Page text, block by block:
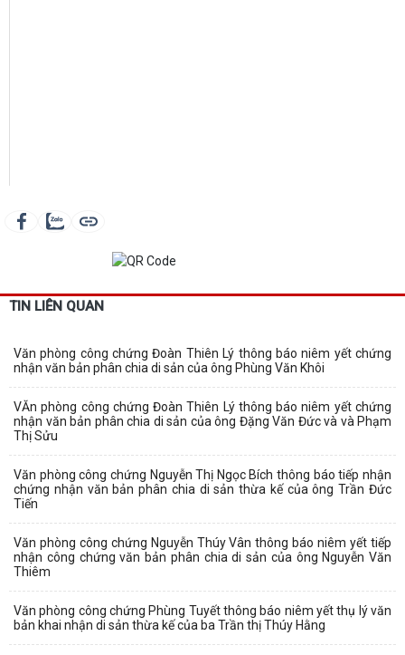
TIN LIÊN QUAN
Văn phòng công chứng Đoàn Thiên Lý thông báo niêm yết chứng
nhận văn bản phân chia di sản của ông Phùng Văn Khôi
VĂn phòng công chứng Đoàn Thiên Lý thông báo niêm yết chứng
nhận văn bản phân chia di sản của ông Đặng Văn Đức và và Phạm
Thị Sửu
Văn phòng công chứng Nguyễn Thị Ngọc Bích thông báo tiếp nhận
chứng nhận văn bản phân chia di sản thừa kế của ông Trần Đức
Tiến
Văn phòng công chứng Nguyễn Thúy Vân thông báo niêm yết tiếp
nhận công chứng văn bản phân chia di sản của ông Nguyễn Văn
Thiêm
Văn phòng công chứng Phùng Tuyết thông báo niêm yết thụ lý văn
bản khai nhận di sản thừa kế của ba Trần thị Thúy Hằng